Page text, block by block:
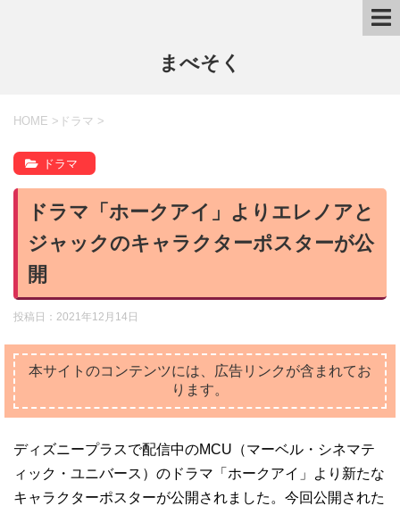
まべそく
HOME > ドラマ >
ドラマ
ドラマ「ホークアイ」よりエレノアと
ジャックのキャラクターポスターが公
開
投稿日： 2021年12月14日
本サイトのコンテンツには、広告リンクが含まれてお
ります。
ディズニープラスで配信中のMCU（マーベル・シネマテ
ィック・ユニバース）のドラマ「ホークアイ」より新たな
キャラクターポスターが公開されました。今回公開された